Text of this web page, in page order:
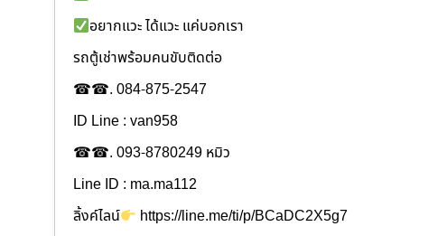
อยากแวะ ได้แวะ แค่บอกเรา
รถตู้เช่าพร้อมคนขับติดต่อ
☎☎. 084-875-2547
ID Line : van958
☎☎. 093-8780249 หมิว
Line ID : ma.ma112
ลิ้งค์ไลน์
https://line.me/ti/p/BCaDC2X5g7